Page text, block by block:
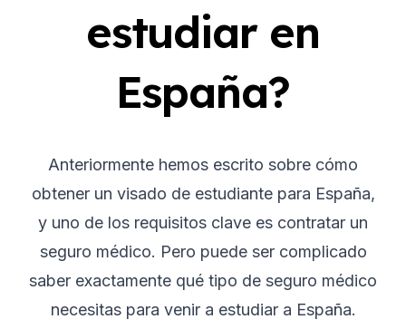
estudiar en
España?
Anteriormente hemos escrito sobre cómo
obtener un visado de estudiante para España,
y uno de los requisitos clave es contratar un
seguro médico. Pero puede ser complicado
saber exactamente qué tipo de seguro médico
necesitas para venir a estudiar a España.